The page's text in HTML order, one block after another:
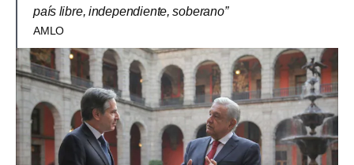
país libre, independiente, soberano”
AMLO